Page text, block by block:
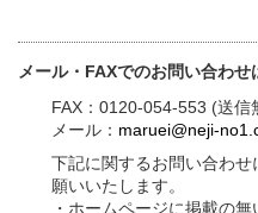
メール・FAXでのお問い合わ
FAX：0120-054-553 (送信
メール： maruei@neji-
下記に関するお問い合わ
願いいたします。
・ホームページに掲載の無